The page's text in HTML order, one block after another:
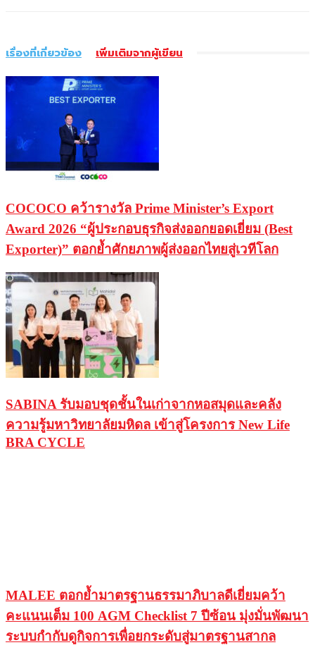
เรื่องที่เกี่ยวข้อง เพิ่มเติมจากผู้เขียน
COCOCO คว้ารางวัล Prime Minister’s Export
Award 2026 “ผู้ประกอบธุรกิจส่งออกยอดเยี่ยม (Best
Exporter)” ตอกย้ำศักยภาพผู้ส่งออกไทยสู่เวทีโลก
SABINA รับมอบชุดชั้นในเก่าจากหอสมุดและคลัง
ความรู้มหาวิทยาลัยมหิดล เข้าสู่โครงการ New Life
BRA CYCLE
MALEE ตอกย้ำมาตรฐานธรรมาภิบาลดีเยี่ยมคว้า
คะแนนเต็ม 100 AGM Checklist 7 ปีซ้อน มุ่งมั่นพัฒนา
ระบบกำกับดูกิจการเพื่อยกระดับสู่มาตรฐานสากล